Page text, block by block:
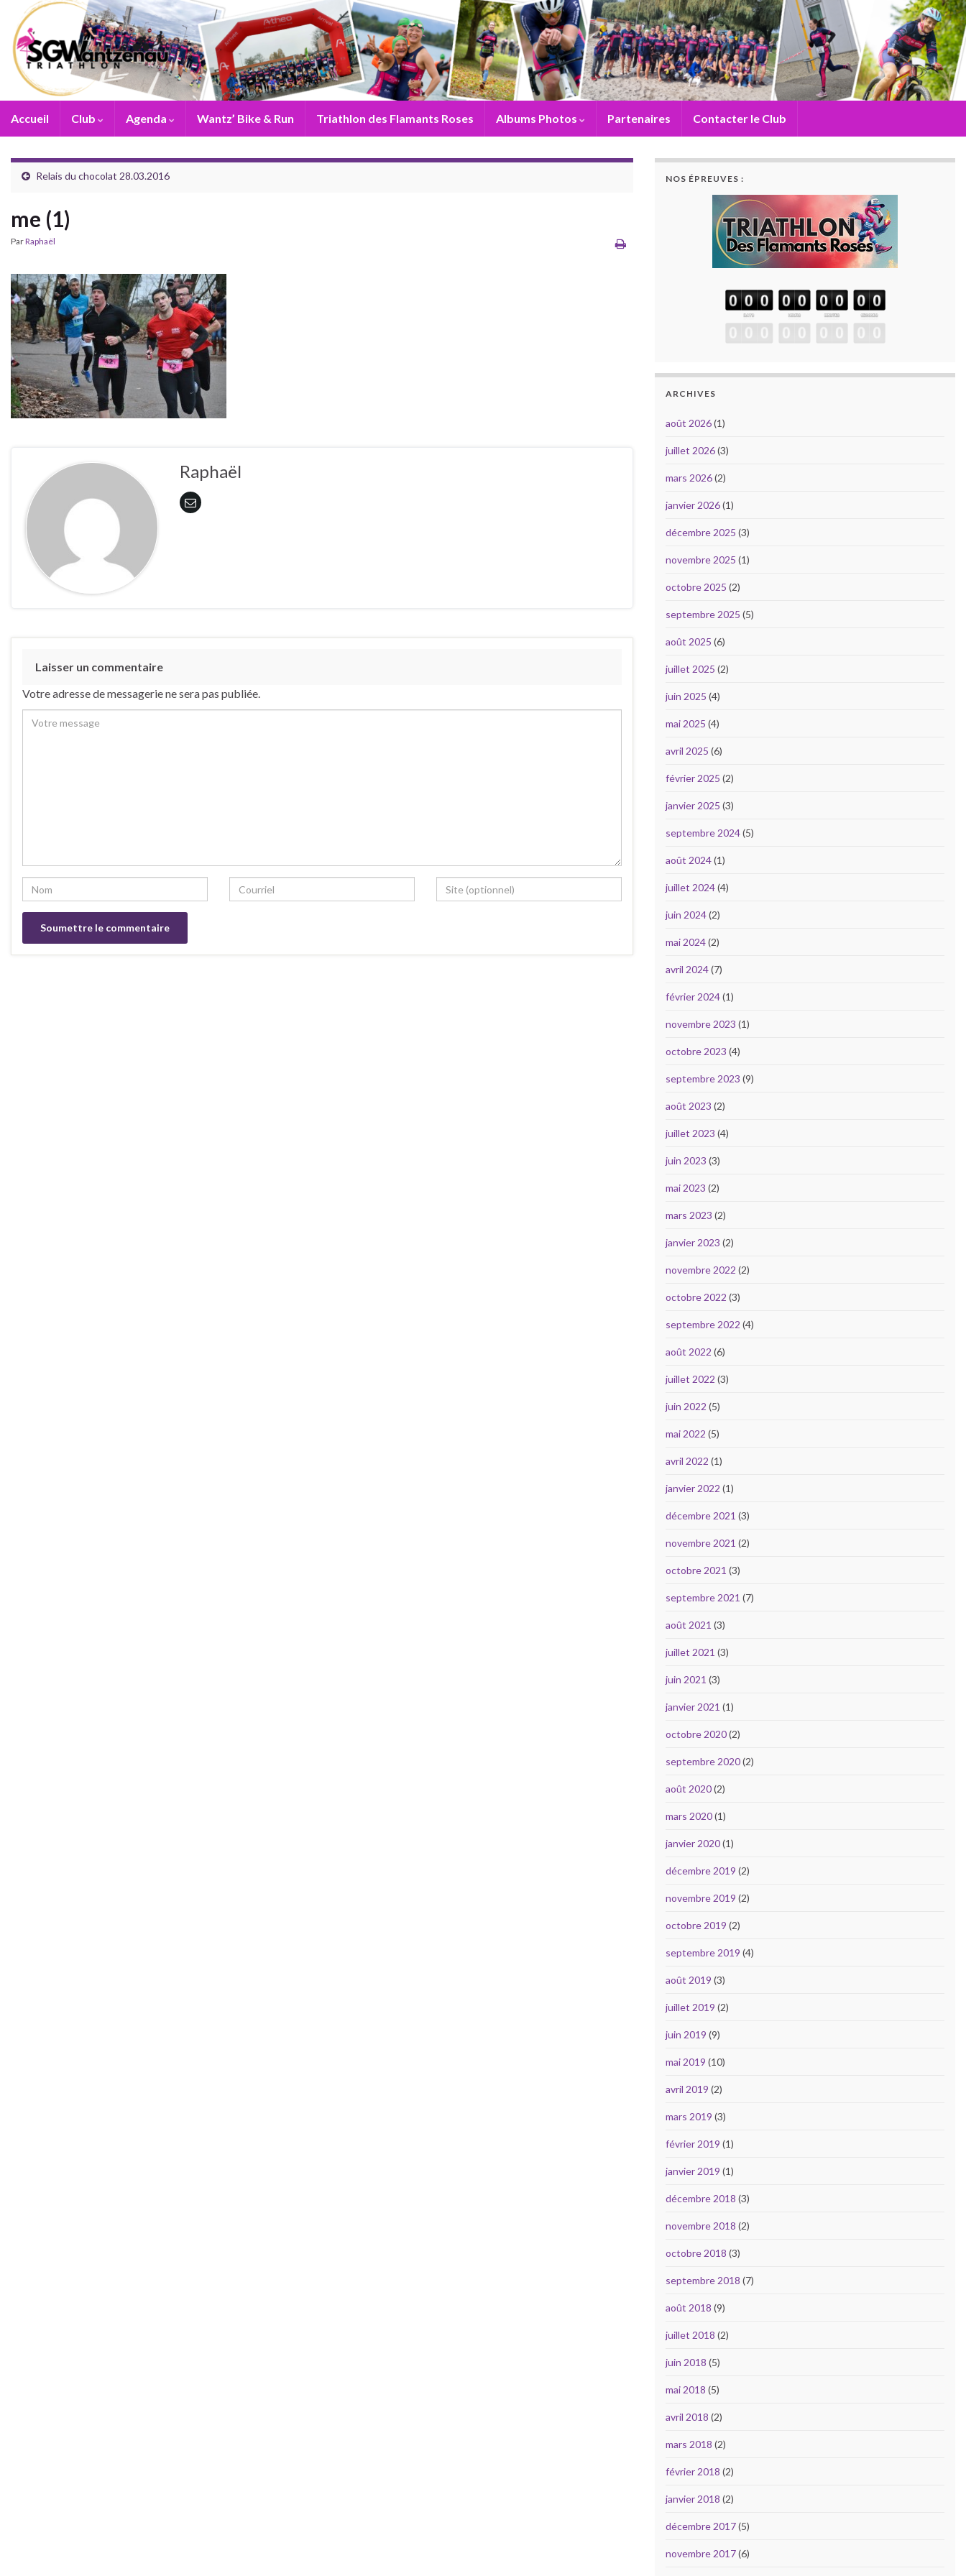
Accueil Club Agenda Wantz’ Bike & Run Triathlon des Flamants Roses Albums Photos Partenaires Contacter le Club
Relais du chocolat 28.03.2016
me (1)
ParRaphaël
Raphaël
Laisser un commentaire
Votre adresse de messagerie ne sera pas publiée.
NOS ÉPREUVES :
ARCHIVES
août 2026(1)
juillet 2026(3)
mars 2026(2)
janvier 2026(1)
décembre 2025 (3)
novembre 2025 (1)
octobre 2025 (2)
septembre 2025 (5)
août 2025 (6)
juillet 2025 (2)
juin 2025 (4)
mai 2025 (4)
avril 2025 (6)
février 2025 (2)
janvier 2025 (3)
septembre 2024(5)
août 2024(1)
juillet 2024(4)
juin 2024(2)
mai 2024(2)
avril 2024(7)
février 2024(1)
novembre 2023 (1)
octobre 2023 (4)
septembre 2023 (9)
août 2023 (2)
juillet 2023 (4)
juin 2023 (3)
mai 2023 (2)
mars 2023 (2)
janvier 2023 (2)
novembre 2022 (2)
octobre 2022 (3)
septembre 2022 (4)
août 2022 (6)
juillet 2022 (3)
juin 2022 (5)
mai 2022 (5)
avril 2022 (1)
janvier 2022 (1)
décembre 2021 (3)
novembre 2021 (2)
octobre 2021 (3)
septembre 2021 (7)
août 2021 (3)
juillet 2021 (3)
juin 2021 (3)
janvier 2021 (1)
octobre 2020(2)
septembre 2020(2)
août 2020(2)
mars 2020(1)
janvier 2020(1)
décembre 2019 (2)
novembre 2019 (2)
octobre 2019 (2)
septembre 2019 (4)
août 2019 (3)
juillet 2019 (2)
juin 2019 (9)
mai 2019 (10)
avril 2019 (2)
mars 2019 (3)
février 2019 (1)
janvier 2019 (1)
décembre 2018 (3)
novembre 2018 (2)
octobre 2018 (3)
septembre 2018 (7)
août 2018 (9)
juillet 2018 (2)
juin 2018 (5)
mai 2018 (5)
avril 2018 (2)
mars 2018 (2)
février 2018 (2)
janvier 2018 (2)
décembre 2017(5)
novembre 2017(6)